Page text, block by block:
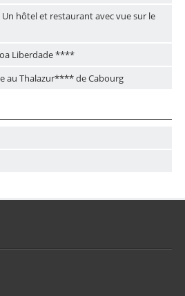
hôtel et restaurant avec vue sur le
Liberdade ****
au Thalazur**** de Cabourg